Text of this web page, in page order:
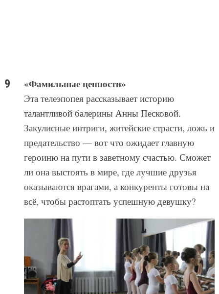
«Фамильные ценности»
Эта телеэпопея рассказывает историю
талантливой балерины Анны Песковой.
Закулисные интриги, житейские страсти, ложь и
предательство — вот что ожидает главную
героиню на пути в заветному счастью. Сможет
ли она выстоять в мире, где лучшие друзья
оказываются врагами, а конкуренты готовы на
всё, чтобы растоптать успешную девушку?